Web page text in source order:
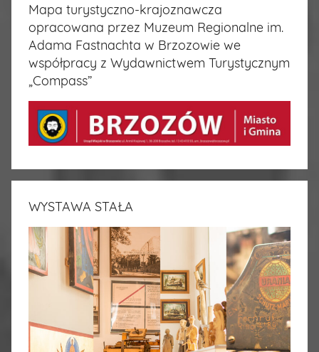
Mapa turystyczno-krajoznawcza
opracowana przez Muzeum Regionalne im.
Adama Fastnachta w Brzozowie we
współpracy z Wydawnictwem Turystycznym
„Compass”
WYSTAWA STAŁA